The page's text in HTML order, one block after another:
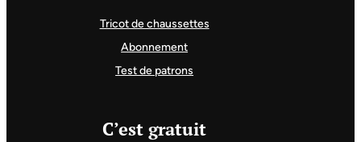
Tricot de chaussettes
Abonnement
Test de patrons
C’est gratuit